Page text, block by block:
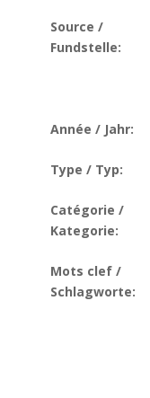
Source /
Fundstelle:
Année / Jahr:
Type / Typ:
Catégorie /
Kategorie:
Mots clef /
Schlagworte: